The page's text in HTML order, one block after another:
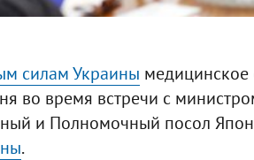
силам Украины
во время встречи с
и Полномочный посол
.